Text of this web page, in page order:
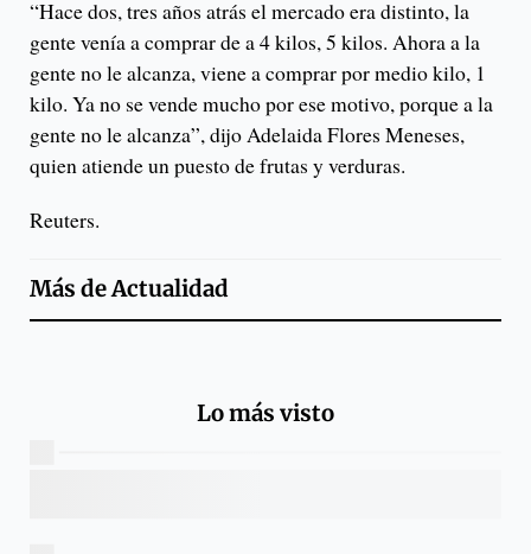
“Hace dos, tres años atrás el mercado era distinto, la
gente venía a comprar de a 4 kilos, 5 kilos. Ahora a la
gente no le alcanza, viene a comprar por medio kilo, 1
kilo. Ya no se vende mucho por ese motivo, porque a la
gente no le alcanza”, dijo Adelaida Flores Meneses,
quien atiende un puesto de frutas y verduras.
Reuters.
Más deActualidad
Lo más visto